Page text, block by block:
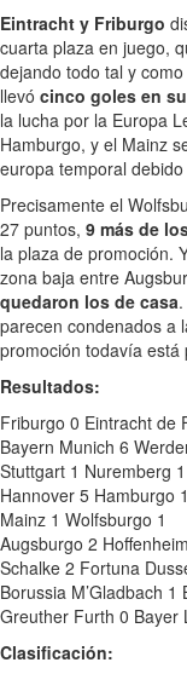
Eintracht y Friburgo
cuarta plaza en juego,
dejando todo tal y
llevó cinco goles en
la lucha por la Europa
Hamburgo, y el Mainz
europa temporal
Precisamente el
27 puntos, 9 más de
la plaza de promoción.
zona baja entre
quedaron los de casa
parecen condenados a
promoción todavía está
Resultados:
Friburgo 0 Eintracht de
Bayern Munich 6
Stuttgart 1 Nuremberg 1
Hannover 5 Hamburgo 1
Mainz 1 Wolfsburgo 1
Augsburgo 2
Schalke 2 Fortuna
Borussia M’Gladbach
Greuther Furth 0 Bayer
Clasificación: